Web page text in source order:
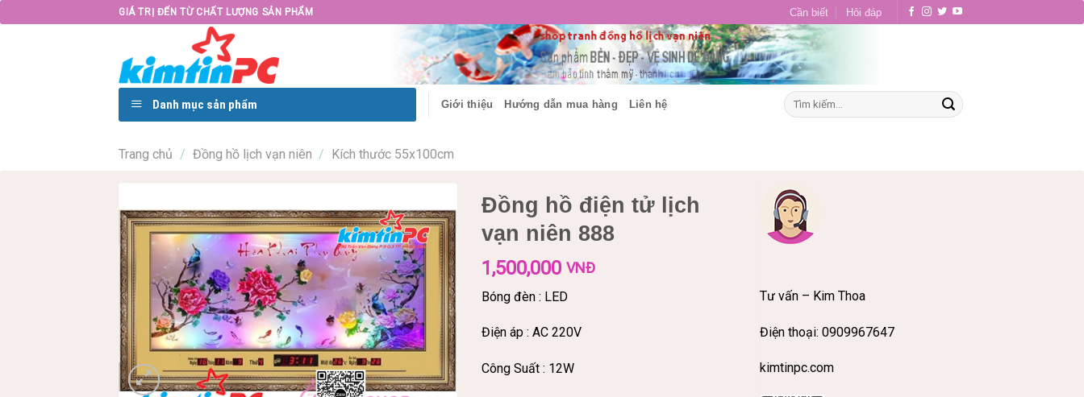
to
GIÁ TRỊ ĐẾN TỪ CHẤT LƯỢNG SẢN PHẨM Cần biết Hỏi đáp
Danh mục sản phẩm Giới thiệu Hướng dẫn mua hàng Liên hệ
Trang chủ / Đồng hồ lịch vạn niên / Kích thước 55x100cm
Đồng hồ điện tử lịch
vạn niên 888
1,500,000 VNĐ
Bóng đèn : LED
Điện áp : AC 220V
Công Suất : 12W
Tư vấn – Kim Thoa
Điện thoại: 0909967647
kimtinpc.com